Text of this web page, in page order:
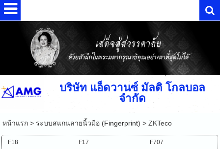
บริษัท แอ็ดวานซ์ มัลติ โกลบอล
จำกัด
หน้าแรก> ระบบสแกนลายนิ้วมือ (Fingerprint) > ZKTeco
F18 F17 F707